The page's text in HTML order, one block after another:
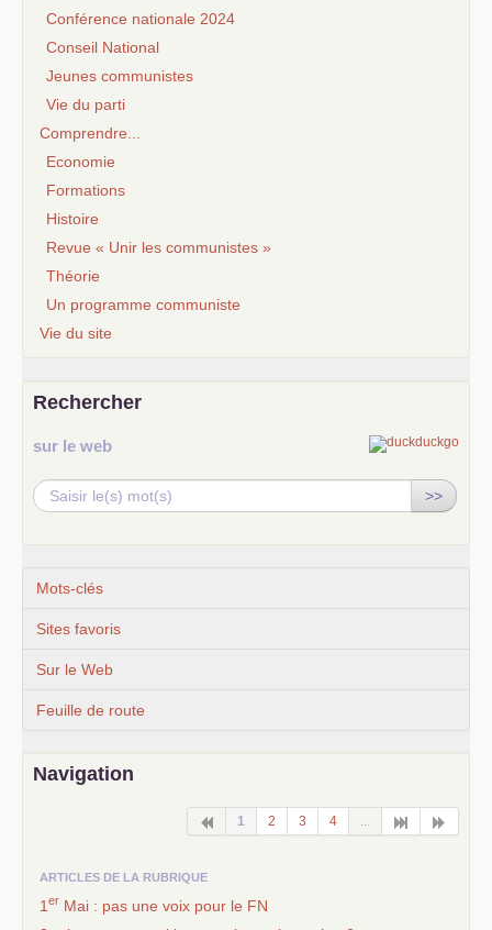
Conférence nationale 2024
Conseil National
Jeunes communistes
Vie du parti
Comprendre...
Economie
Formations
Histoire
Revue « Unir les communistes »
Théorie
Un programme communiste
Vie du site
Rechercher
sur le web
>>
Mots-clés
Sites favoris
Sur le Web
Feuille de route
Navigation
1 2 3 4
ARTICLES DE LA RUBRIQUE
1 er Mai : pas une voix pour le FN